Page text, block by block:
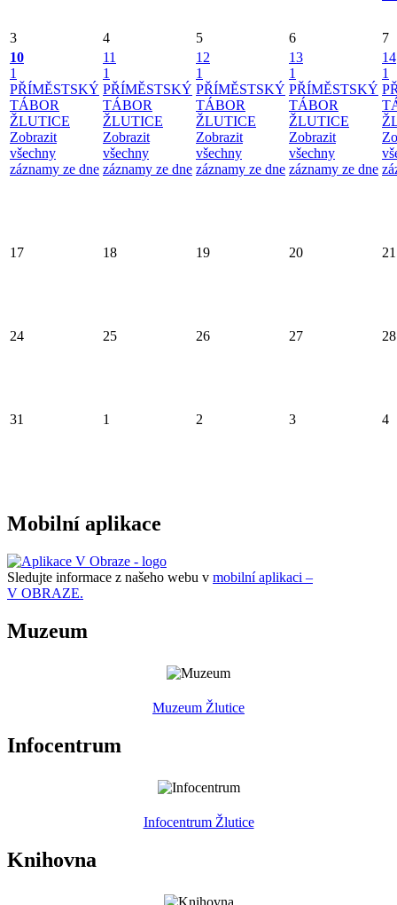
3 4 5 6
7
10
1
PŘÍMĚSTSKÝ
TÁBOR
ŽLUTICE
Zobrazit
všechny
záznamy ze dne
11
1
PŘÍMĚSTSKÝ
TÁBOR
ŽLUTICE
Zobrazit
všechny
záznamy ze dne
12
1
PŘÍMĚSTSKÝ
TÁBOR
ŽLUTICE
Zobrazit
všechny
záznamy ze dne
13
1
PŘÍMĚSTSKÝ
TÁBOR
ŽLUTICE
Zobrazit
všechny
záznamy ze dne
14
1
17 18 19 20 21
24 25 26 27 28
31 1 2 3 4
Mobilní aplikace
Sledujte informace z našeho webu v mobilní aplikaci –
V OBRAZE.
Muzeum
Muzeum Žlutice
Infocentrum
Infocentrum Žlutice
Knihovna